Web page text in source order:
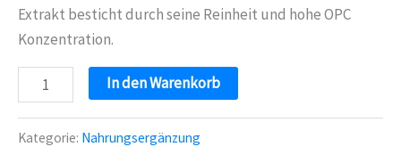
Extrakt besticht durch seine Reinheit und hohe OPC
Konzentration.
CELTS
BERRY
OPC
In den Warenkorb
Kategorie: Nahrungsergänzung